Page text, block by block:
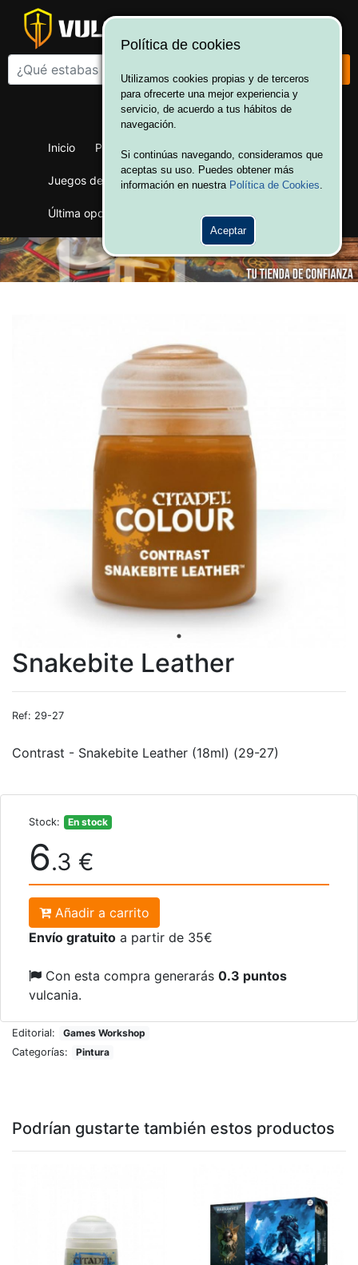
¡Bienvenido a Vulcania!
Inicio Productos Juegos de mesa
Juegos de cartas Merchandising Ofertas
Última oportunidad Wargames
Snakebite Leather
Ref: 29-27
Contrast - Snakebite Leather (18ml) (29-27)
Stock: En stock
6.3 €
Añadir a carrito
Envío gratuito a partir de 35€
Con esta compra generarás 0.3 puntos
vulcania.
Editorial:
Games Workshop
Categorías:
Pintura
Podrían gustarte también estos productos
Política de cookies
Utilizamos cookies propias y de terceros
para ofrecerte una mejor experiencia y
servicio, de acuerdo a tus hábitos de
navegación.
Si continúas navegando, consideramos que
aceptas su uso. Puedes obtener más
información en nuestra Política de Cookies.
Aceptar